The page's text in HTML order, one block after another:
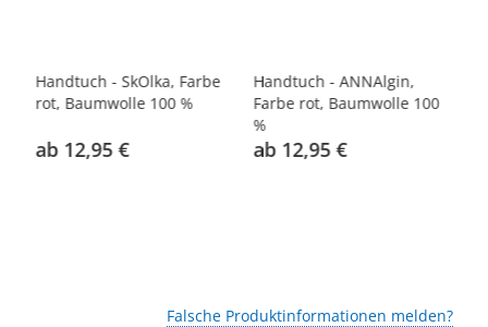
Handtuch - SkOlka, Farbe
rot, Baumwolle 100 %
ab 12,95 €
Handtuch - ANNAlgin,
Farbe rot, Baumwolle 100
%
ab 12,95 €
Falsche Produktinformationen melden?